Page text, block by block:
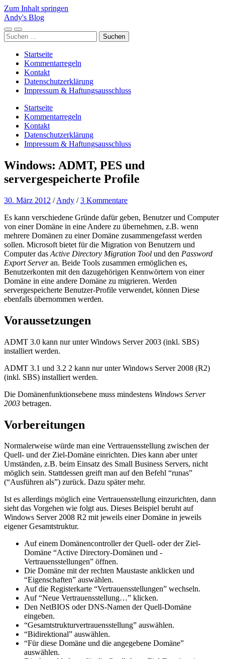
Zum Inhalt springen
Andy's Blog
Mobile-
Menü
Suchfeld
ein-/ausblenden
Suchen
nach:
Startseite
Kommentarregeln
Kontakt
Datenschutzerklärung
Impressum & Haftungsausschluss
Startseite
Kommentarregeln
Kontakt
Datenschutzerklärung
Impressum & Haftungsausschluss
Windows: ADMT, PES und
servergespeicherte Profile
30. März 2012 /Andy /3 Kommentare
Es kann verschiedene Gründe dafür geben, Benutzer und Computer
von einer Domäne in eine Andere zu übernehmen, z.B. wenn
mehrere Domänen zu einer Domäne zusammengefasst werden
sollen. Microsoft bietet für die Migration von Benutzern und
Computer das Active Directory Migration Tool und den Password
Export Serveran. Beide Tools zusammen ermöglichen es,
Benutzerkonten mit den dazugehörigen Kennwörtern von einer
Domäne in eine andere Domäne zu migrieren. Werden
servergespeicherte Benutzer-Profile verwendet, können Diese
ebenfalls übernommen werden.
Voraussetzungen
ADMT 3.0 kann nur unter Windows Server 2003 (inkl. SBS)
installiert werden.
ADMT 3.1 und 3.2 2 kann nur unter Windows Server 2008 (R2)
(inkl. SBS) installiert werden.
Die Domänenfunktionsebene muss mindestens Windows Server
2003 betragen.
Vorbereitungen
Normalerweise würde man eine Vertrauensstellung zwischen der
Quell- und der Ziel-Domäne einrichten. Dies kann aber unter
Umständen, z.B. beim Einsatz des Small Business Servers, nicht
möglich sein. Stattdessen greift man auf den Befehl “runas”
(“Ausführen als”) zurück. Dazu später mehr.
Ist es allerdings möglich eine Vertrauensstellung einzurichten, dann
sieht das Vorgehen wie folgt aus. Dieses Beispiel beruht auf
Windows Server 2008 R2 mit jeweils einer Domäne in jeweils
eigener Gesamtstruktur.
Auf einem Domänencontroller der Quell- oder der Ziel-
Domäne “Active Directory-Domänen und -
Vertrauensstellungen” öffnen.
Die Domäne mit der rechten Maustaste anklicken und
“Eigenschaften” auswählen.
Auf die Registerkarte “Vertrauensstellungen” wechseln.
Auf “Neue Vertrauensstellung…” klicken.
Den NetBIOS oder DNS-Namen der Quell-Domäne
eingeben.
“Gesamtstrukturvertrauensstellung” auswählen.
“Bidirektional” auswählen.
“Für diese Domäne und die angegebene Domäne”
auswählen.